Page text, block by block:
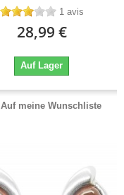
1 avis
28,99 €
Auf Lager
Auf meine Wunschliste